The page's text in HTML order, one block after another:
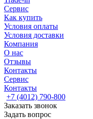
Сервис
Как купить
Условия оплаты
Условия доставки
Компания
О нас
Отзывы
Контакты
Сервис
Контакты
+7 (4012) 790-800
Заказать звонок
Задать вопрос